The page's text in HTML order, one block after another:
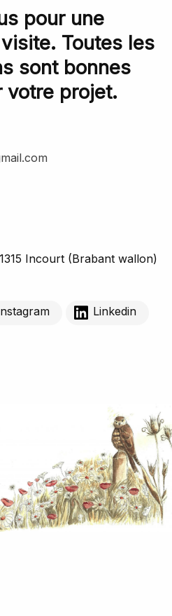
pour une
Toutes les
sont bonnes
votre projet.
Incourt (Brabant wallon)
Linkedin